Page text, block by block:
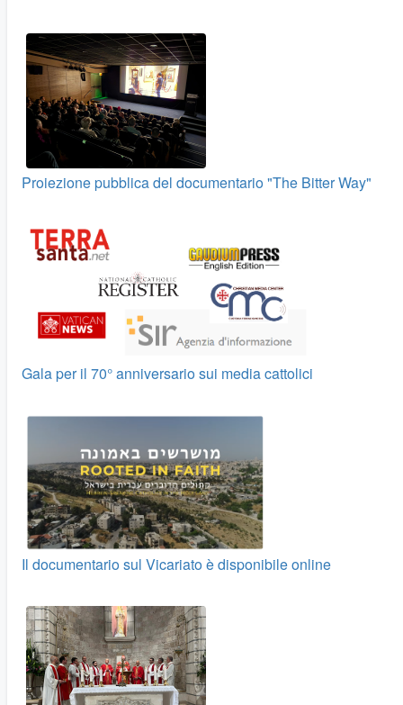
Proiezione pubblica del documentario "The Bitter Way"
Gala per il 70° anniversario sui media cattolici
Il documentario sul Vicariato è disponibile online